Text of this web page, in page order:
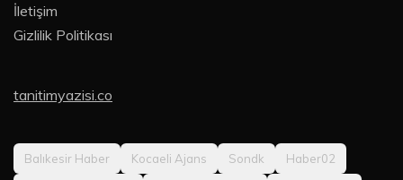
İletişim
Gizlilik Politikası
tanitimyazisi.co
Balıkesir Haber Kocaeli Ajans Sondk Haber02